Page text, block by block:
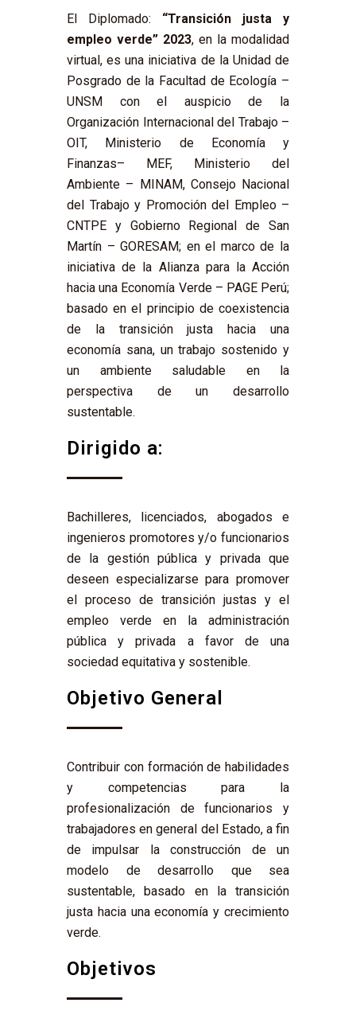
El Diplomado: “Transición justa y
empleo verde” 2023, en la modalidad
virtual, es una iniciativa de la Unidad de
Posgrado de la Facultad de Ecología –
UNSM con el auspicio de la
Organización Internacional del Trabajo –
OIT, Ministerio de Economía y
Finanzas– MEF, Ministerio del
Ambiente – MINAM, Consejo Nacional
del Trabajo y Promoción del Empleo –
CNTPE y Gobierno Regional de San
Martín – GORESAM; en el marco de la
iniciativa de la Alianza para la Acción
hacia una Economía Verde – PAGE Perú;
basado en el principio de coexistencia
de la transición justa hacia una
economía sana, un trabajo sostenido y
un ambiente saludable en la
perspectiva de un desarrollo
sustentable.
Dirigido a:
Bachilleres, licenciados, abogados e
ingenieros promotores y/o funcionarios
de la gestión pública y privada que
deseen especializarse para promover
el proceso de transición justas y el
empleo verde en la administración
pública y privada a favor de una
sociedad equitativa y sostenible.
Objetivo General
Contribuir con formación de habilidades
y competencias para la
profesionalización de funcionarios y
trabajadores en general del Estado, a fin
de impulsar la construcción de un
modelo de desarrollo que sea
sustentable, basado en la transición
justa hacia una economía y crecimiento
verde.
Objetivos